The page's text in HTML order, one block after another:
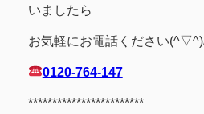
いましたら
お気軽にお電話ください
0120-764-147
************************